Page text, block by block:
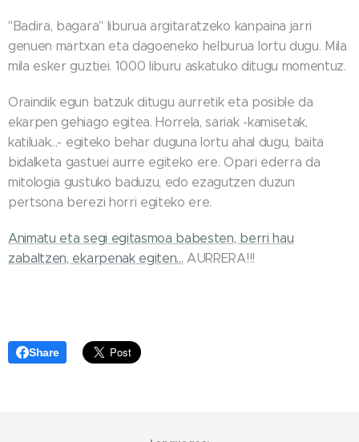
"Badira, bagara" liburua argitaratzeko kanpaina jarri
genuen martxan eta dagoeneko helburua lortu dugu. Mila
mila esker guztiei. 1000 liburu askatuko ditugu momentuz.
Oraindik egun batzuk ditugu aurretik eta posible da
ekarpen gehiago egitea. Horrela, sariak -kamisetak,
katiluak...- egiteko behar duguna lortu ahal dugu, baita
bidalketa gastuei aurre egiteko ere. Opari ederra da
mitologia gustuko baduzu, edo ezagutzen duzun
pertsona berezi horri egiteko ere.
Animatu eta segi egitasmoa babesten, berri hau
zabaltzen, ekarpenak egiten... AURRERA!!!
Share